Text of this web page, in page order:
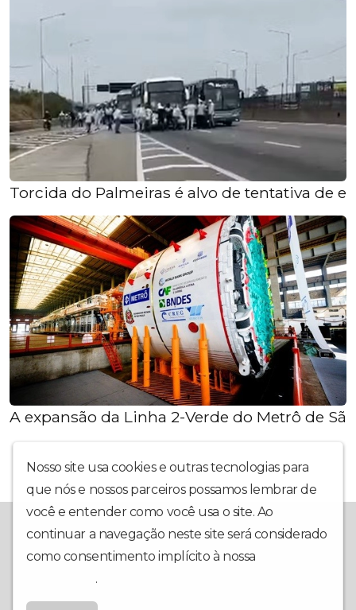
Torcida do Palmeiras é alvo de tentativa de
A expansão da Linha 2-Verde do Metrô de
Nosso site usa cookies e outras tecnologias para
que nós e nossos parceiros possamos lembrar de
você e entender como você usa o site. Ao
continuar a navegação neste site será considerado
como consentimento implícito à nossa
.
programação interativa, muita informação, música e utilidade
pública, nosso foco é ter você em primeiro lugar. Conte com a